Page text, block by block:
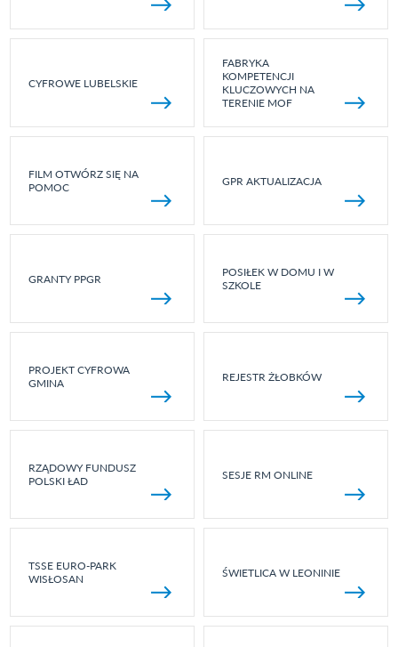
CYFROWE LUBELSKIE
FABRYKA
KOMPETENCJI
KLUCZOWYCH NA
TERENIE MOF
FILM OTWÓRZ SIĘ NA
POMOC
GPR AKTUALIZACJA
GRANTY PPGR
POSIŁEK W DOMU I W
SZKOLE
PROJEKT CYFROWA
GMINA
REJESTR ŻŁOBKÓW
RZĄDOWY FUNDUSZ
POLSKI ŁAD
SESJE RM ONLINE
TSSE EURO-PARK
WISŁOSAN
ŚWIETLICA W LEONINIE